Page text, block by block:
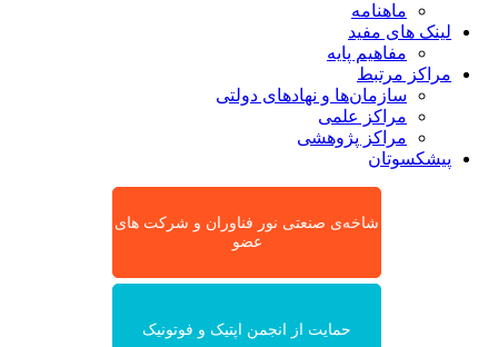
ماهنامه
لینک های مفید
مفاهیم پایه
مراکز مرتبط
سازمان‌ها و نهادهای دولتی
مراکز علمی
مراکز پژوهشی
پیشکسوتان
شاخه‌ی صنعتی نور فناوران و شرکت های
عضو
حمایت از انجمن اپتیک و فوتونیک